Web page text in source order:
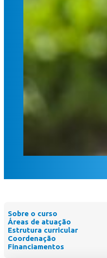
Sobre o curso
Áreas de atuação
Estrutura curricular
Coordenação
Financiamentos